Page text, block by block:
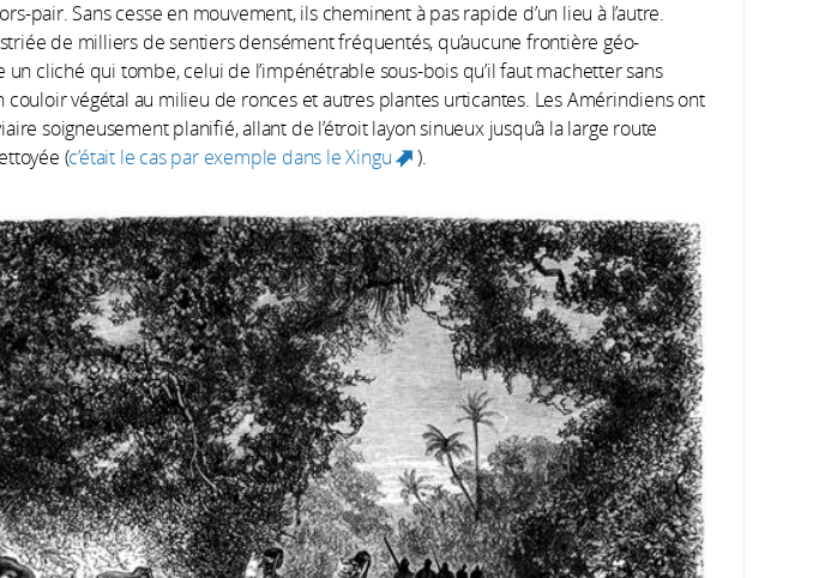
pair. Sans cesse en mouvement, ils cheminent à pas rapide d’un lieu à l’autre.
striée de milliers de sentiers densément fréquentés, qu’aucune frontière géo-
un cliché qui tombe, celui de l’impénétrable sous-bois qu’il faut machetter sans
couloir végétal au milieu de ronces et autres plantes urticantes. Les Amérindiens ont
soigneusement planifié, allant de l’étroit layon sinueux jusqu’à la large route
(c’était le cas par exemple dans le Xingu (link is external)
).